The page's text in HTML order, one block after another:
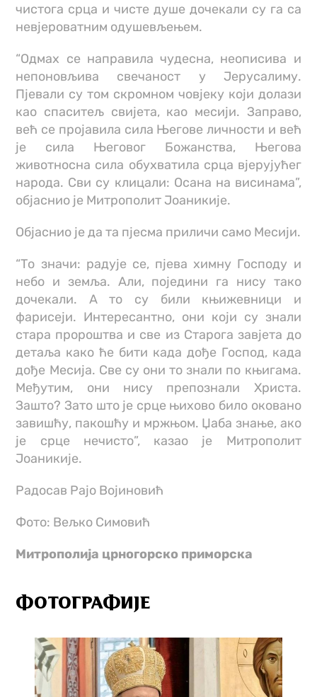
чистога срца и чисте душе дочекали су га са
невјероватним одушевљењем.
“Одмах се направила чудесна, неописива и
непоновљива свечаност у Јерусалиму.
Пјевали су том скромном човјеку који долази
као спаситељ свијета, као месији. Заправо,
већ се пројавила сила Његове личности и већ
је сила Његовог Божанства, Његова
животносна сила обухватила срца вјерујућег
народа. Сви су клицали: Осана на висинама”,
објаснио је Митрополит Јоаникије.
Објаснио је да та пјесма приличи само Месији.
“То значи: радује се, пјева химну Господу и
небо и земља. Али, поједини га нису тако
дочекали. А то су били књижевници и
фарисеји. Интересантно, они који су знали
стара пророштва и све из Старога завјета до
детаља како ће бити када дође Господ, када
дође Месија. Све су они то знали по књигама.
Међутим, они нису препознали Христа.
Зашто? Зато што је срце њихово било оковано
завишћу, пакошћу и мржњом. Џаба знање, ако
је срце нечисто”, казао је Митрополит
Јоаникије.
Радосав Рајо Војиновић
Фото: Вељко Симовић
Митрополија црногорско приморска
ФОТОГРАФИЈЕ